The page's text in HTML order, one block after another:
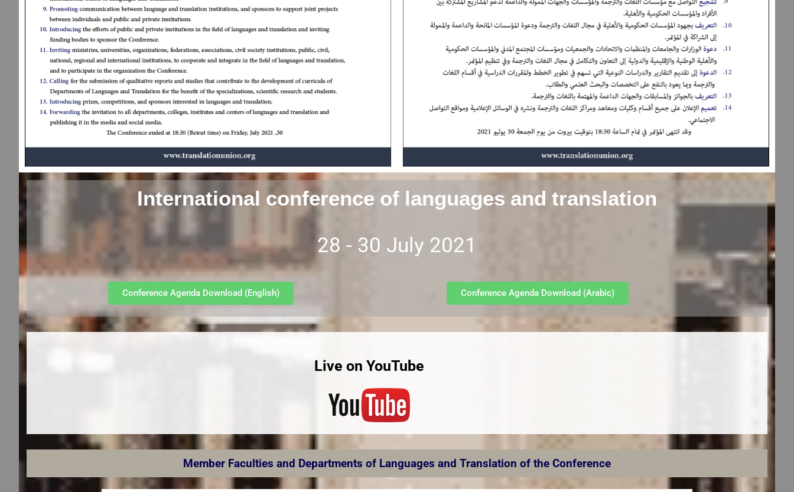
International conference of languages and translation
28 - 30 July 2021
Conference Agenda Download (English) Conference Agenda Download (Arabic)
Live on YouTube
Member Faculties and Departments of Languages ​​and Translation of the Conference